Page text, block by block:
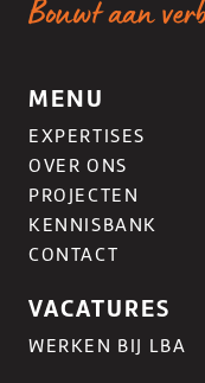
Bouwt aan
MENU
EXPERTISES
OVER ONS
PROJECTEN
KENNISBANK
CONTACT
VACATURES
WERKEN BIJ LBA